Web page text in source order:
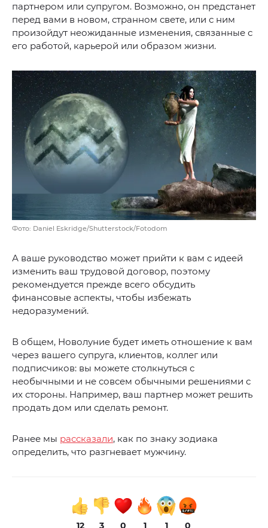
партнером или супругом. Возможно, он предстанет
перед вами в новом, странном свете, или с ним
произойдут неожиданные изменения, связанные с
его работой, карьерой или образом жизни.
Фото: Daniel Eskridge/Shutterstock/Fotodom
А ваше руководство может прийти к вам с идеей
изменить ваш трудовой договор, поэтому
рекомендуется прежде всего обсудить
финансовые аспекты, чтобы избежать
недоразумений.
В общем, Новолуние будет иметь отношение к вам
через вашего супруга, клиентов, коллег или
подписчиков: вы можете столкнуться с
необычными и не совсем обычными решениями с
их стороны. Например, ваш партнер может решить
продать дом или сделать ремонт.
Ранее мы рассказали, как по знаку зодиака
определить, что разгневает мужчину.
12 3 0 1 1 0